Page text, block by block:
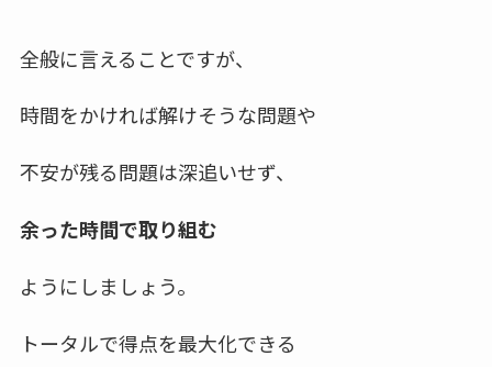
全般に言えることですが、
時間をかければ解けそうな問題や
不安が残る問題は深追いせず、
余った時間で取り組む
ようにしましょう。
トータルで得点を最大化できる